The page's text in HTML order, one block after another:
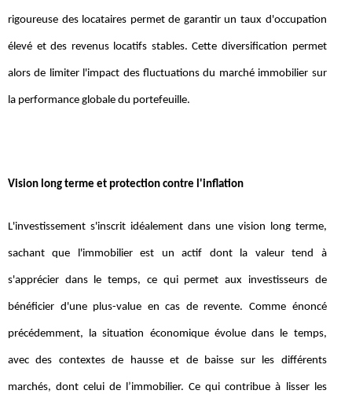
rigoureuse des locataires permet de garantir un taux d'occupation
élevé et des revenus locatifs stables. Cette diversification permet
alors de limiter l'impact des fluctuations du marché immobilier sur
la performance globale du portefeuille.
Vision long terme et protection contre l'inflation
L'investissement s'inscrit idéalement dans une vision long terme,
sachant que l'immobilier est un actif dont la valeur tend à
s'apprécier dans le temps, ce qui permet aux investisseurs de
bénéficier d'une plus-value en cas de revente. Comme énoncé
précédemment, la situation économique évolue dans le temps,
avec des contextes de hausse et de baisse sur les différents
marchés, dont celui de l’immobilier. Ce qui contribue à lisser les